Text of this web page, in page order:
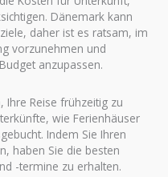
Dänemark kann
daher ist es ratsam, im
vorzunehmen und
anzupassen.
Ihre Reise frühzeitig zu
wie Ferienhäuser
Indem Sie Ihren
haben Sie die besten
-termine zu erhalten.